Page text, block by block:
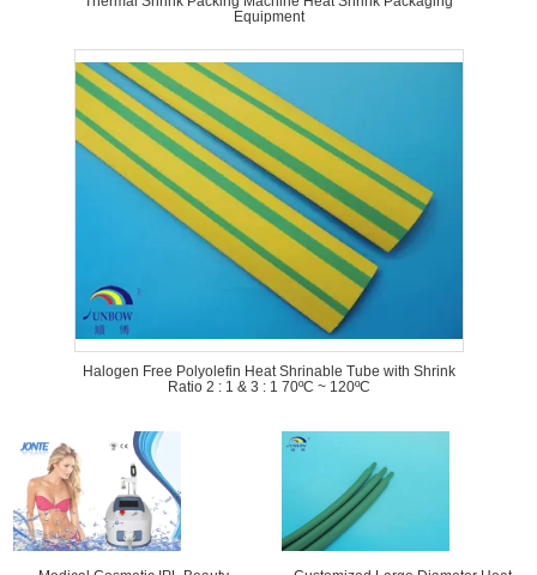
Equipment
Halogen Free Polyolefin Heat Shrinable Tube with Shrink
Ratio 2 : 1 & 3 : 1 70ºC ~ 120ºC